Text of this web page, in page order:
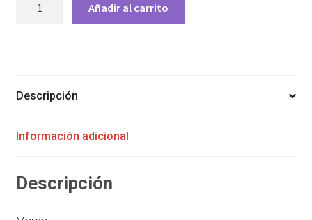
EAU
TOILETTE
cantidad
Añadir al carrito
Descripción
Información adicional
Descripción